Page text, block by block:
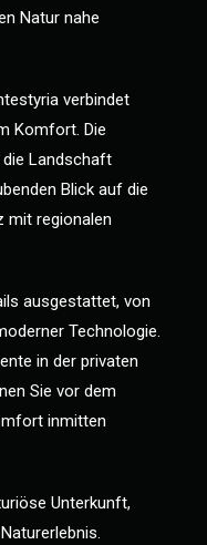
Natur nahe
verbindet
Komfort. Die
Landschaft
Blick auf die
mit regionalen
ausgestattet, von
Technologie.
in der privaten
Sie vor dem
inmitten
Unterkunft,